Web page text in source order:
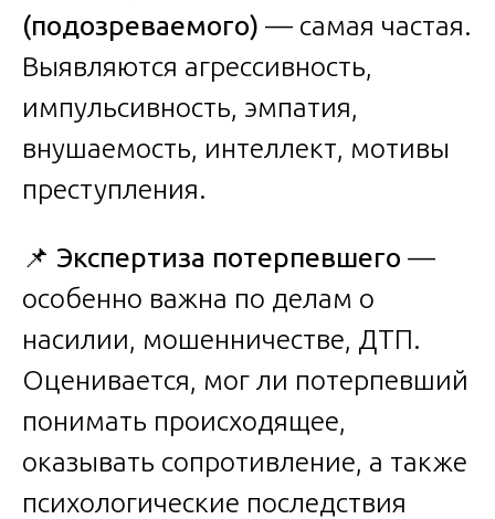
(подозреваемого) — самая частая.
Выявляются агрессивность,
импульсивность, эмпатия,
внушаемость, интеллект, мотивы
преступления.
📌 Экспертиза потерпевшего —
особенно важна по делам о
насилии, мошенничестве, ДТП.
Оценивается, мог ли потерпевший
понимать происходящее,
оказывать сопротивление, а также
психологические последствия